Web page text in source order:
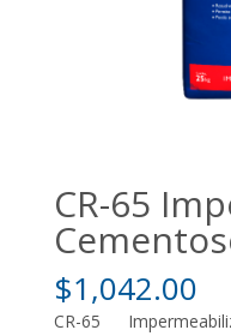
CR-65
$1,042.00
CR-65